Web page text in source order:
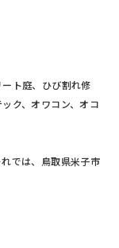
ト庭、ひび割れ修
ク、オワコン、オコ
では、鳥取県米子市